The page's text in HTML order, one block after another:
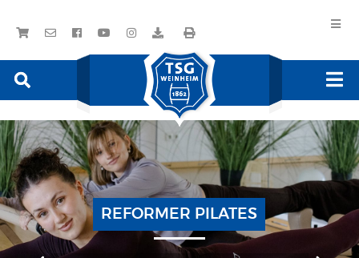
REFORMER PILATES